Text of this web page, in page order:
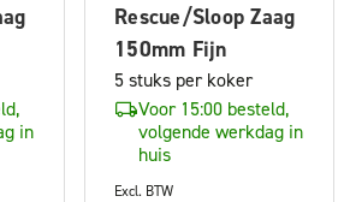
in
Rescue/Sloop Zaag
150mm Fijn
5 stuks per koker
Voor 15:00 besteld,
volgende werkdag in
huis
Excl. BTW